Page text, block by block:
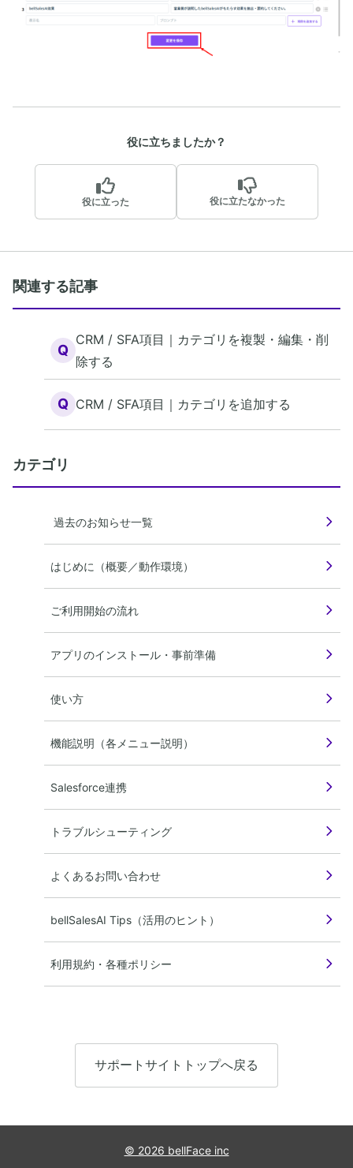
役に立ちましたか？
役に立った 役に立たなかった
関連する記事
Q
CRM / SFA項目｜カテゴリを複製・編集・削
除する
Q CRM / SFA項目｜カテゴリを追加する
カテゴリ
過去のお知らせ一覧
はじめに（概要／動作環境）
ご利用開始の流れ
アプリのインストール・事前準備
使い方
機能説明（各メニュー説明）
Salesforce連携
トラブルシューティング
よくあるお問い合わせ
bellSalesAI Tips（活用のヒント）
利用規約・各種ポリシー
サポートサイトトップへ戻る
© 2026 bellFace inc